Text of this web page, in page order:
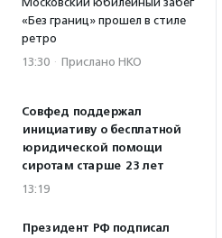
«Без границ» прошел в стиле
ретро
13:30 · Прислано НКО
Совфед поддержал
инициативу о бесплатной
юридической помощи
сиротам старше 23 лет
13:19
Президент РФ подписал